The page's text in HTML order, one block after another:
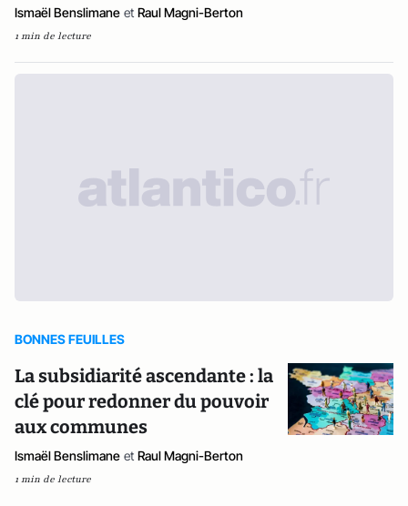
Ismaël Benslimane et Raul Magni-Berton
1 min de lecture
BONNES FEUILLES
La subsidiarité ascendante : la
clé pour redonner du pouvoir
aux communes
Ismaël Benslimane et Raul Magni-Berton
1 min de lecture